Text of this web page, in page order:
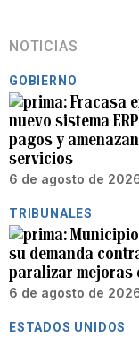
NOTICIAS
GOBIERNO
Fracasa
nuevo sistema
pagos y
servicios
6 de agosto de
TRIBUNALES
su demanda
paralizar mejoras
6 de agosto de
ESTADOS UNIDOS